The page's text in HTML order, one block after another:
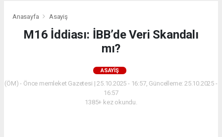
Anasayfa Asayiş
M16 İddiası: İBB’de Veri Skandalı
mı?
ASAYIŞ
(ÖM) - Önce memleket Gazetesi | 25.10.2025 - 16:57, Güncelleme: 25.10.2025 -
16:57
1385+ kez okundu.